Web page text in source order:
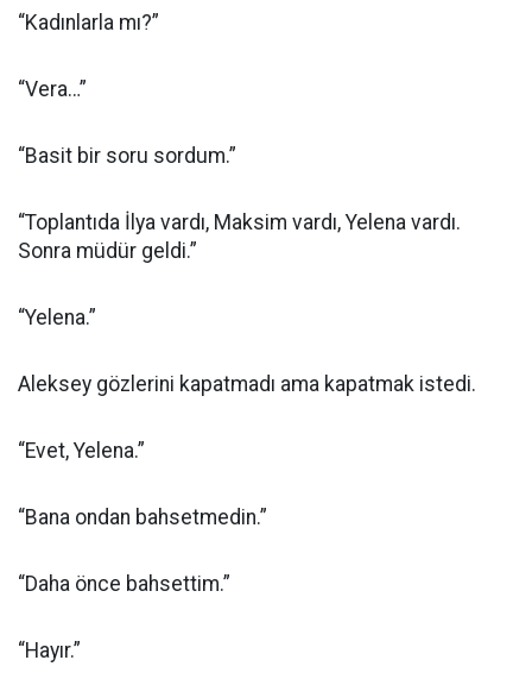
“Kadınlarla mı?”
“Vera…”
“Basit bir soru sordum.”
“Toplantıda İlya vardı, Maksim vardı, Yelena vardı.
Sonra müdür geldi.”
“Yelena.”
Aleksey gözlerini kapatmadı ama kapatmak istedi.
“Evet, Yelena.”
“Bana ondan bahsetmedin.”
“Daha önce bahsettim.”
“Hayır.”